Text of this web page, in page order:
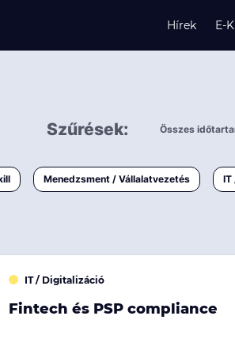
Hírek E-
Szűrések:
Összes
1-3 napos
Menedzsment / Vállalatvezetés IT
IT / Digitalizáció
Fintech és PSP compliance